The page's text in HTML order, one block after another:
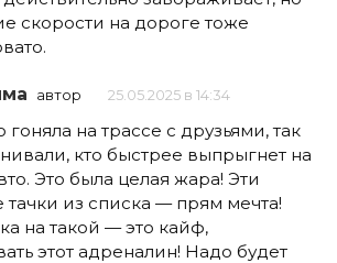
скорости на дороге тоже
автор 25.05.2025 в 14:34
на трассе с друзьями, так
кто быстрее выпрыгнет на
Это была целая жара! Эти
тачки из списка — прям мечта!
на такой — это кайф,
этот адреналин! Надо будет